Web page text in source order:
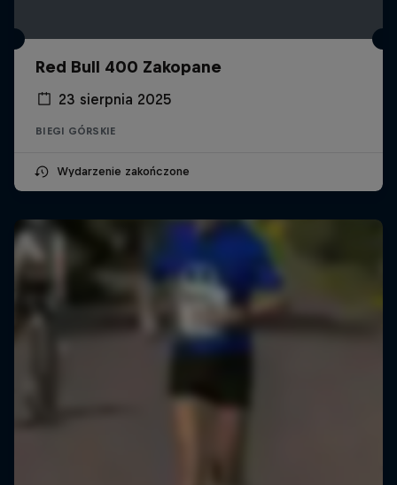
Red Bull 400 Zakopane
23 sierpnia 2025
BIEGI GÓRSKIE
Wydarzenie zakończone